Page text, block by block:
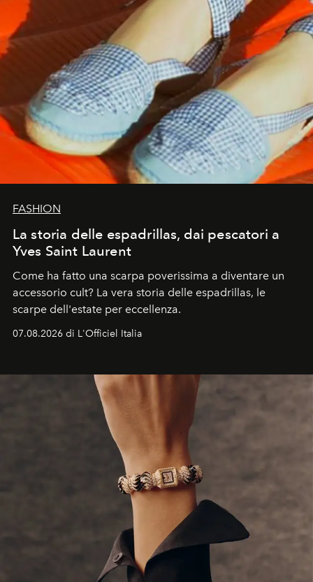
FASHION
La storia delle espadrillas, dai pescatori a
Yves Saint Laurent
Come ha fatto una scarpa poverissima a diventare un
accessorio cult? La vera storia delle espadrillas, le
scarpe dell'estate per eccellenza.
07.08.2026 di L'Officiel Italia